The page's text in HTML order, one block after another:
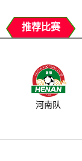
推荐比赛
河南队